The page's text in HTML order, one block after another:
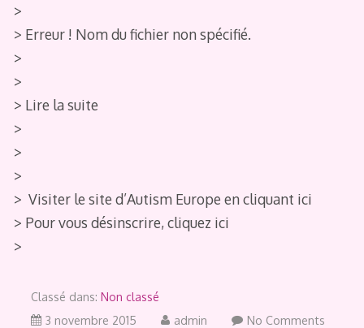
>
> Erreur ! Nom du fichier non spécifié.
>
>
> Lire la suite
>
>
>
> Visiter le site d’Autism Europe en cliquant ici
> Pour vous désinscrire, cliquez ici
>
Classé dans: Non classé
3 novembre 2015
admin No Comments